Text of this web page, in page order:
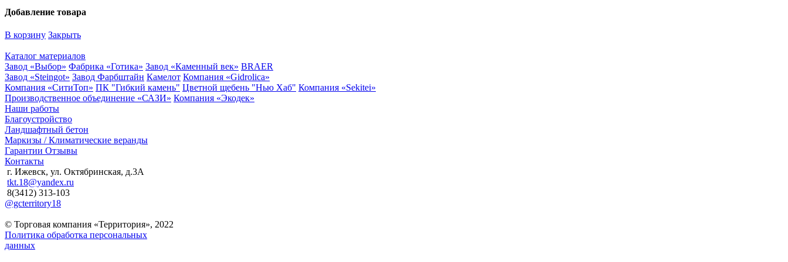
Добавление товара
В корзину Закрыть
Каталог материалов
Завод «Выбор» Фабрика «Готика» Завод «Каменный век» BRAER
Завод «Steingot» Завод Фарбштайн Камелот Компания «Gidrolica»
Компания «СитиТоп» ПК "Гибкий камень" Цветной щебень "Нью Хаб" Компания «Sekitei»
Производственное объединение «САЗИ» Компания «Экодек»
Наши работы
Благоустройство
Ландшафтный бетон
Маркизы / Климатические веранды
Гарантии Отзывы
Контакты
г. Ижевск, ул. Октябринская, д.3А
tkt.18@yandex.ru
8(3412) 313-103
@gcterritory18
© Торговая компания «Территория», 2022
Политика обработка персональных
данных